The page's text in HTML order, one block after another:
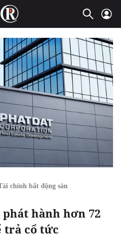
chính bất động sản
hành hơn 72
trả cổ tức